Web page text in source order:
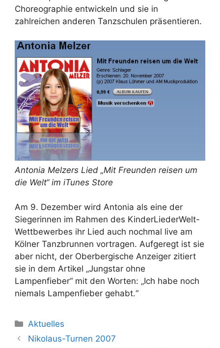
Choreographie entwickeln und sie in
zahlreichen anderen Tanzschulen präsentieren.
Antonia Melzers Lied „Mit Freunden reisen um
die Welt“ im iTunes Store
Am 9. Dezember wird Antonia als eine der
Siegerinnen im Rahmen des KinderLiederWelt-
Wettbewerbes ihr Lied auch nochmal live am
Kölner Tanzbrunnen vortragen. Aufgeregt ist sie
aber nicht, der Oberbergische Anzeiger zitiert
sie in dem Artikel „Jungstar ohne
Lampenfieber“ mit den Worten: „Ich habe noch
niemals Lampenfieber gehabt.“
Kategorien
Aktuelles
Nikolaus-Turnen 2007